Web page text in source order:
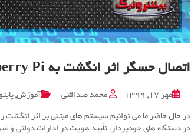
اتصال حسگر اثر انگشت به Raspberry Pi
مهر ۱۷, ۱۳۹۹ محمد صداقتی آموزش,
در حال حاضر ما می توانیم سیستم های مبتنی بر اثر انگشت
در دستگاه های خودپرداز، تأیید هویت در ادارات دولتی و